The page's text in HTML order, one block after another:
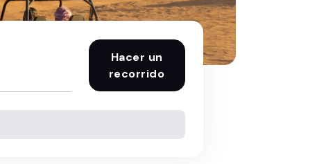
Hacer un
recorrido